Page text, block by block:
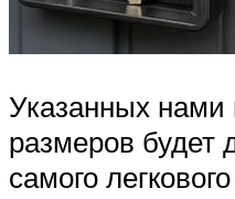
Указанных
размеров будет
самого